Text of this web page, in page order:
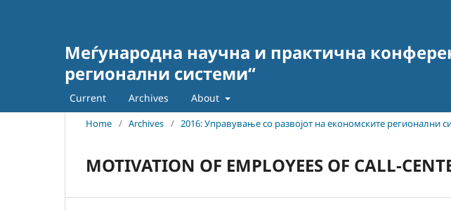
Меѓународна научна и практична
регионални системи“
Current Archives About
Home / Archives / 2016: Управување со развојот на економските регионални
MOTIVATION OF EMPLOYEES OF CALL-